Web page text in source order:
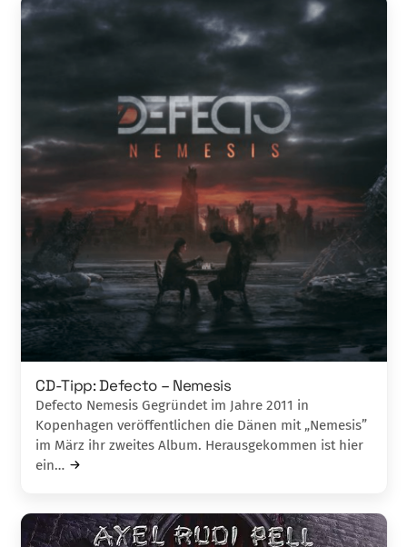
CD-Tipp: Defecto – Nemesis
Defecto Nemesis Gegründet im Jahre 2011 in
Kopenhagen ver­öffentlichen die Dänen mit „Nemesis”
im März ihr zweites Album. Herausgekommen ist hier
ein…